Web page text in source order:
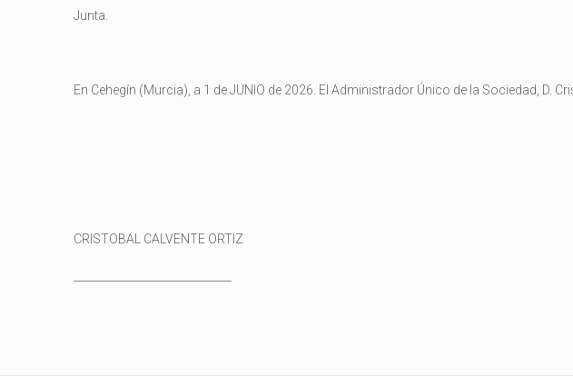
Junta.
En Cehegín (Murcia), a 1 de JUNIO de 2026. El Administrador Único de la Sociedad, D.
CRISTOBAL CALVENTE ORTIZ